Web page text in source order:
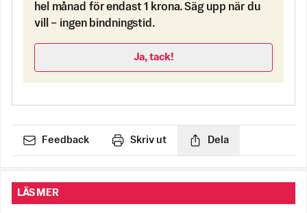
hel månad för endast 1 krona. Säg upp när du
vill – ingen bindningstid.
Ja, tack!
Feedback Skriv ut Dela
LÄS MER